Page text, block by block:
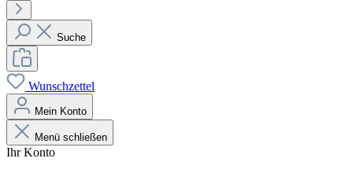
Suche
Wunschzettel
Mein Konto
Menü schließen
Ihr Konto